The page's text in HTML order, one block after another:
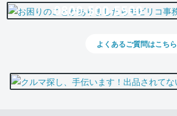
0800-500-5500
よくあるご質問はこちら